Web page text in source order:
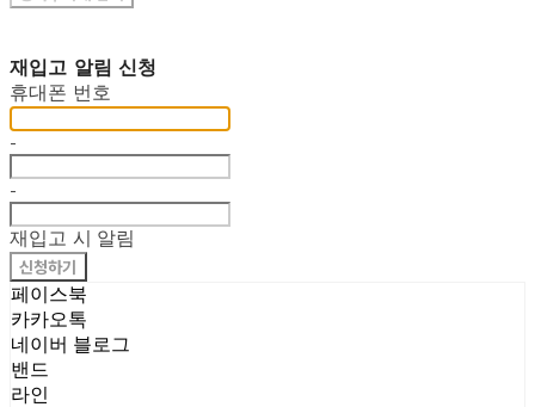
재입고 알림 신청
휴대폰 번호
-
-
재입고 시 알림
신청하기
페이스북
카카오톡
네이버 블로그
밴드
라인